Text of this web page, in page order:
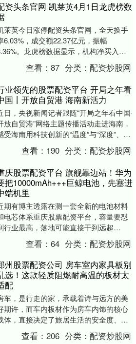
资头条官网 凯莱英4月1日龙虎榜数
莱英今日涨停配资头条官网，全天换手
6.03%，成交额22.37亿元，振幅
。龙虎榜数据显示，机构净买入
5723.67万元，深股通净买入1576.32....
查看：87 分类：配资炒股网
业领先的股票配资平台 开局之年看
国丨开放自贸港 海南新活力
日，央视新闻记者跟随“开局之年看中国·
放自贸港”网络主题传播活动走进海南，
受海南用科技创新的“温度”与“深度”、政
策赋能的“热度”重塑自身的发展坐标。
查看： 190 分类：配资炒股网
庆股票配资平台 旗舰靠边站！华为
把10000mAh+++巨鲸电池，先塞进
端机里
期有博主透露在测一套全新的电池材料
电芯体系重庆股票配资平台，容量要怼
行业最高，落地可能直接干到远超
10000mAh，原文打了三个加号。 评论区
有人追问快充....
查看：64 分类：配资炒股网
州股票配资公司 房车室内家具板别
选！这款轻质阻燃耐高温的板材太
配
车，是行走的家，承载着诗与远方的美
期许，而车内板材作为房车内饰的核心
体，直接决定了旅居生活的安全度、舒
适度与颜值质感。不同于家用装修板材，
房车专用板材需同....
查看：206 分类：配资炒股网